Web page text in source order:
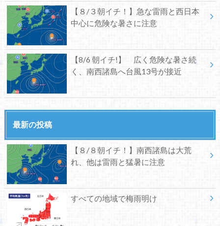
【８/３朝イチ！】急な雷雨と西日本
中心に危険な暑さに注意
【8/6 朝イチ!】 広く危険な暑さ続
く、南西諸島へ台風13号が接近
最新の投稿
【８/８朝イチ！】南西諸島は大荒
れ、他は雷雨と猛暑に注意
すべての地域で梅雨明け